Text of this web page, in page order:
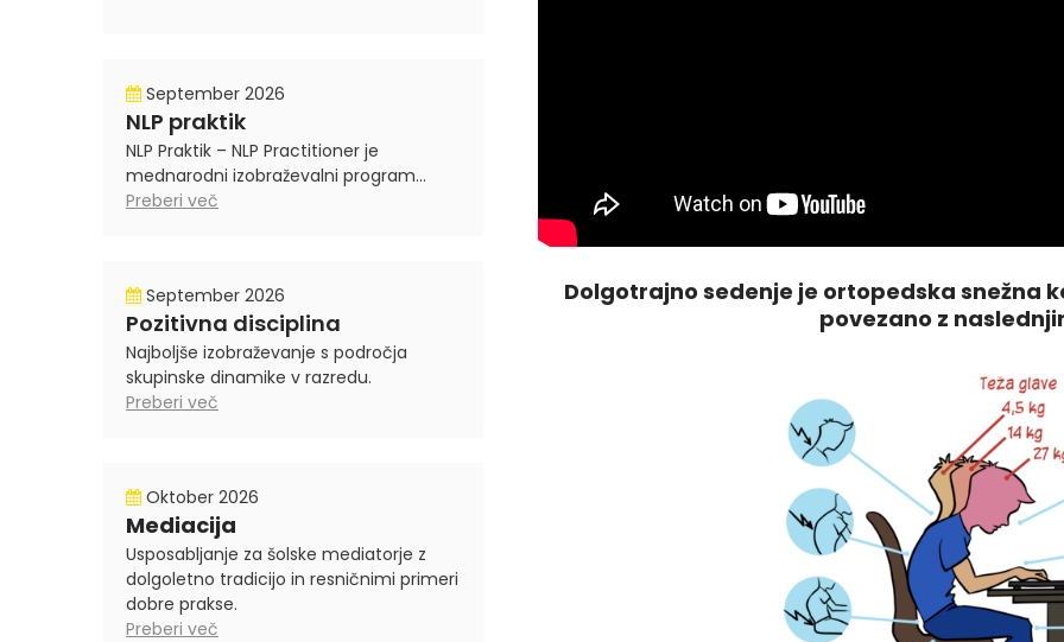
September 2026
NLP praktik
NLP Praktik – NLP Practitioner je
mednarodni izobraževalni program...
Preberi več
September 2026
Pozitivna disciplina
Najboljše izobraževanje s področja
skupinske dinamike v razredu.
Preberi več
Oktober 2026
Mediacija
Usposabljanje za šolske mediatorje z
dolgoletno tradicijo in resničnimi primeri
dobre prakse.
Preberi več
Dolgotrajno sedenje je ortopedska snežna
povezano z